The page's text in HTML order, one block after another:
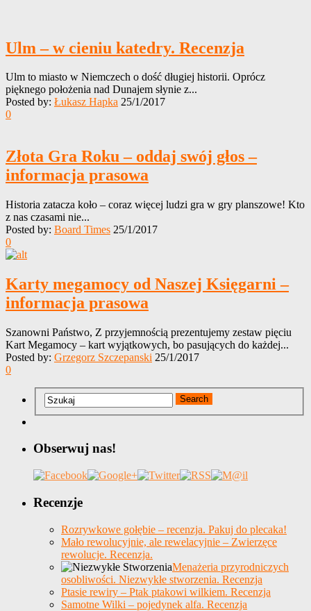
Ulm – w cieniu katedry. Recenzja
Ulm to miasto w Niemczech o dość długiej historii. Oprócz
pięknego położenia nad Dunajem słynie z...
Posted by: Łukasz Hapka 25/1/2017
0
Złota Gra Roku – oddaj swój głos –
informacja prasowa
Historia zatacza koło – coraz więcej ludzi gra w gry planszowe! Kto
z nas czasami nie...
Posted by: Board Times 25/1/2017
0
Karty megamocy od Naszej Księgarni –
informacja prasowa
Szanowni Państwo, Z przyjemnością prezentujemy zestaw pięciu
Kart Megamocy – kart wyjątkowych, bo pasujących do każdej...
Posted by: Grzegorz Szczepanski 25/1/2017
0
Obserwuj nas!
Recenzje
Rozrywkowe gołębie – recenzja. Pakuj do plecaka!
Mało rewolucyjnie, ale rewelacyjnie – Zwierzęce
rewolucje. Recenzja.
Menażeria przyrodniczych
osobliwości. Niezwykłe stworzenia. Recenzja
Ptasie rewiry – Ptak ptakowi wilkiem. Recenzja
Samotne Wilki – pojedynek alfa. Recenzja